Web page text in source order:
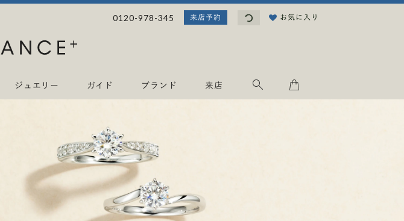
0120-978-345 来店予約
.
.
お気に入り
ジュエリー ガイド ブランド 来店